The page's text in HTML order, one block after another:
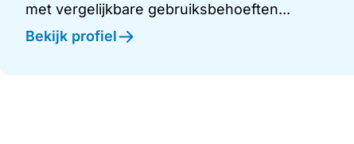
met vergelijkbare gebruiksbehoeften...
Bekijk profiel